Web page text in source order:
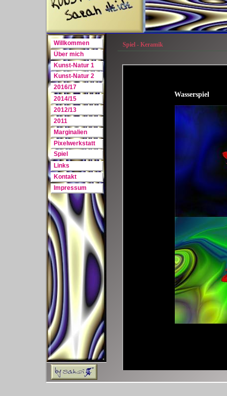
Spiel
2016/17
Über mich
Kunst-Natur 1
Kunst-Natur 2
Kontakt
Impressum
Willkommen
Links
Marginalien
Pixelwerkstatt
2012/13
2011
2014/15
Spiel - Keramik
Wasserspiel